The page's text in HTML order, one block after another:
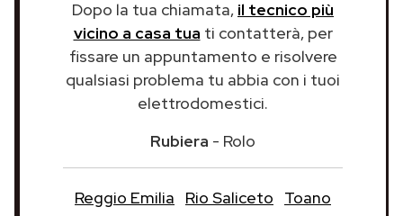
Dopo la tua chiamata, il tecnico più
vicino a casa tua ti contatterà, per
fissare un appuntamento e risolvere
qualsiasi problema tu abbia con i tuoi
elettrodomestici.
Rubiera - Rolo
Reggio Emilia Rio Saliceto
Toano